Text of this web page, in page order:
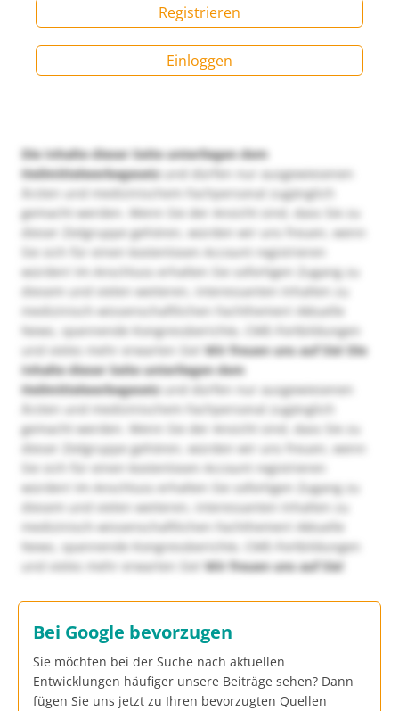
Registrieren
Einloggen
Die Inhalte dieser Seite unterliegen dem
Heilmittelwerbegesetzund dürfen nur ausgewiesenen
Ärzten und medizinischem Fachpersonal zugänglich
gemacht werden. Wenn Sie der Ansicht sind, dass Sie zu
dieser Zielgruppe gehören, würden wir uns freuen, wenn
Sie sich für einen kostenlosen Account registrieren
würden! Im Anschluss erhalten Sie sofortigen Zugang zu
diesem und vielen weiteren, interessanten Inhalten zu
medizinisch-wissenschaftlichen Fachthemen! Aktuelle
News, spannende Kongressberichte, CME-Fortbildungen
und vieles mehr erwarten Sie!Wir freuen uns auf Sie! Die
Inhalte dieser Seite unterliegen dem
Heilmittelwerbegesetzund dürfen nur ausgewiesenen
Ärzten und medizinischem Fachpersonal zugänglich
gemacht werden. Wenn Sie der Ansicht sind, dass Sie zu
dieser Zielgruppe gehören, würden wir uns freuen, wenn
Sie sich für einen kostenlosen Account registrieren
würden! Im Anschluss erhalten Sie sofortigen Zugang zu
diesem und vielen weiteren, interessanten Inhalten zu
medizinisch-wissenschaftlichen Fachthemen! Aktuelle
News, spannende Kongressberichte, CME-Fortbildungen
und vieles mehr erwarten Sie!Wir freuen uns auf Sie!
Bei Google bevorzugen
Sie möchten bei der Suche nach aktuellen
Entwicklungen häufiger unsere Beiträge sehen? Dann
fügen Sie uns jetzt zu Ihren bevorzugten Quellen